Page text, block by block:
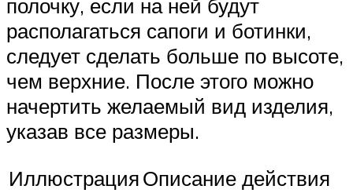
полочку, если на ней будут
располагаться сапоги и ботинки,
следует сделать больше по высоте,
чем верхние. После этого можно
начертить желаемый вид изделия,
указав все размеры.
ИллюстрацияОписание действия